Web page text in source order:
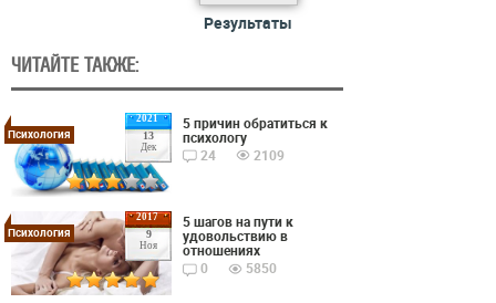
Результаты
ЧИТАЙТЕ ТАКЖЕ:
2021
13
Дек
Психология
5 причин обратиться к
психологу
24
2109
2017
9
Ноя
Психология
5 шагов на пути к
удовольствию в
отношениях
0
5850